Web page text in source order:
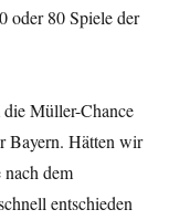
oder 80 Spiele der
Müller-Chance
Bayern. Hätten wir
dem
entschieden